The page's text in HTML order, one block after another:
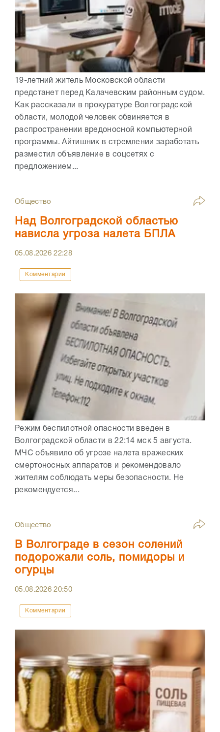
19-летний житель Московской области
предстанет перед Калачевским районным судом.
Как рассказали в прокуратуре Волгоградской
области, молодой человек обвиняется в
распространении вредоносной компьютерной
программы. Айтишник в стремлении заработать
разместил объявление в соцсетях с
предложением...
Общество
Над Волгоградской областью
нависла угроза налета БПЛА
05.08.202622:28
Комментарии
Режим беспилотной опасности введен в
Волгоградской области в 22:14 мск 5 августа.
МЧС объявило об угрозе налета вражеских
смертоносных аппаратов и рекомендовало
жителям соблюдать меры безопасности. Не
рекомендуется...
Общество
В Волгограде в сезон солений
подорожали соль, помидоры и
огурцы
05.08.202620:50
Комментарии